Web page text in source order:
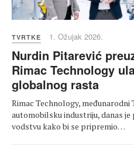
TVRTKE 1. Ožujak 2026.
Nurdin Pitarević
Rimac Technology
globalnog rasta
Rimac Technology, međunarodni
automobilsku industriju, danas
vodstvu kako bi se pripremio…